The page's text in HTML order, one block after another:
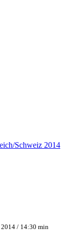
Schweiz 2014
/ 14:30 min